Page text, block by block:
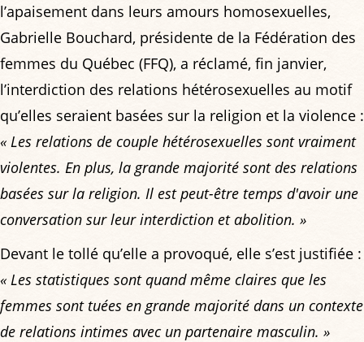
l’apaisement dans leurs amours homosexuelles,
Gabrielle Bouchard, présidente de la Fédération des
femmes du Québec (FFQ), a réclamé, fin janvier,
l’interdiction des relations hétérosexuelles au motif
qu’elles seraient basées sur la religion et la violence :
« Les relations de couple hétérosexuelles sont vraiment
violentes. En plus, la grande majorité sont des relations
basées sur la religion. Il est peut-être temps d'avoir une
conversation sur leur interdiction et abolition. »
Devant le tollé qu’elle a provoqué, elle s’est justifiée :
« Les statistiques sont quand même claires que les
femmes sont tuées en grande majorité dans un contexte
de relations intimes avec un partenaire masculin. »